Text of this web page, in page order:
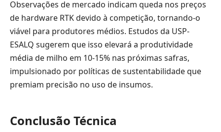
Observações de mercado indicam queda nos preços
de hardware RTK devido à competição, tornando-o
viável para produtores médios. Estudos da USP-
ESALQ sugerem que isso elevará a produtividade
média de milho em 10-15% nas próximas safras,
impulsionado por políticas de sustentabilidade que
premiam precisão no uso de insumos.
Conclusão Técnica